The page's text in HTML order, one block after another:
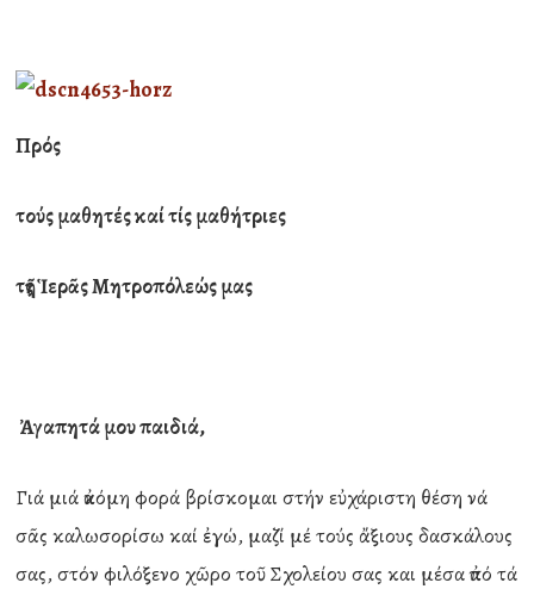
Πρός
τούς μαθητές καί τίς μαθήτριες
τῆς Ἱερᾶς Μητροπόλεώς μας
Ἀγαπητά μου παιδιά,
Γιά μιά ἀκόμη φορά βρίσκομαι στήν εὐχάριστη θέση νά
σᾶς καλωσορίσω καί ἐγώ, μαζί μέ τούς ἄξιους δασκάλους
σας, στόν φιλόξενο χῶρο τοῦ Σχολείου σας και μέσα ἀπό τά